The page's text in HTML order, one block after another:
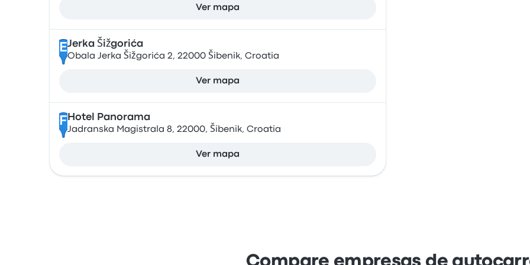
Ver mapa
EJerka Šižgorića
Obala Jerka Šižgorića 2, 22000 Šibenik, Croatia
Ver mapa
F Hotel Panorama
Jadranska Magistrala 8, 22000, Šibenik, Croatia
Ver mapa